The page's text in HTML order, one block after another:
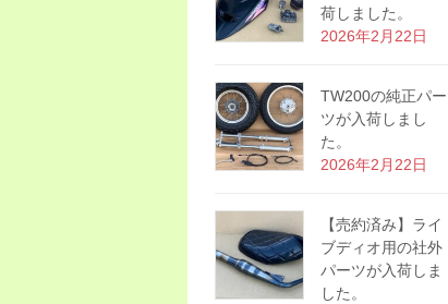
荷しました。
2026年2月22日
TW200の純正パー
ツが入荷しまし
た。
2026年2月22日
【売約済み】ライ
ブディオ用の社外
パーツが入荷しま
した。